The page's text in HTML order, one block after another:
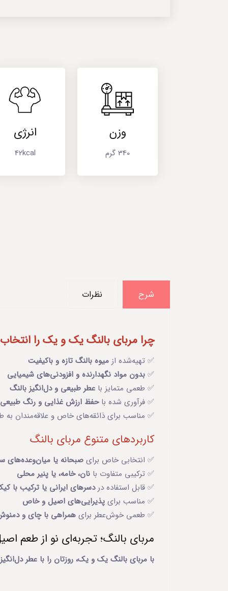
وزن
340 گرم
انرژی
42kcal
شرح نظرات
چرا مربای بالنگ یک و یک را انتخاب
✅ تهیه‌شده ازمیوه بالنگ تازه و باکیفیت
✅بدون مواد نگهدارنده و افزودنی‌های شیمیایی
✅ طعمی متمایز باعطر طبیعی و دل‌انگیز بالنگ
✅ فرآوری شده باحفظ ارزش غذایی و رنگ طبیعی
✅ مناسب برای ذائقه‌های خاص و علاقه‌مندان به
کاربردهای متنوع مربای بالنگ
✅ انتخابی خاص برایصبحانه یا میان‌وعده‌های
✅ ترکیبی متفاوت بانان، خامه، یا پنیر محلی
✅ قابل استفاده دردسرهای ایرانی یا ترکیب با
✅ مناسب برایپذیرایی‌های اصیل و خاص
✅ طعمی خوش‌عطر برایهمراهی با چای و
مربای بالنگ؛ تجربه‌ای نو از طعم
با مربای بالنگ یک و یک، روزتان را با عطر